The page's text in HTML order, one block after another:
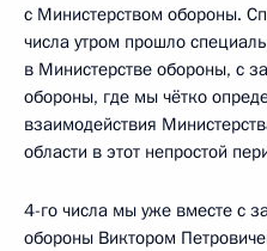
с Министерством обороны.
числа утром прошло
в Министерстве обороны, с
обороны, где мы чётко
взаимодействия
области в этот непростой
4-го числа мы уже вместе с
обороны Виктором